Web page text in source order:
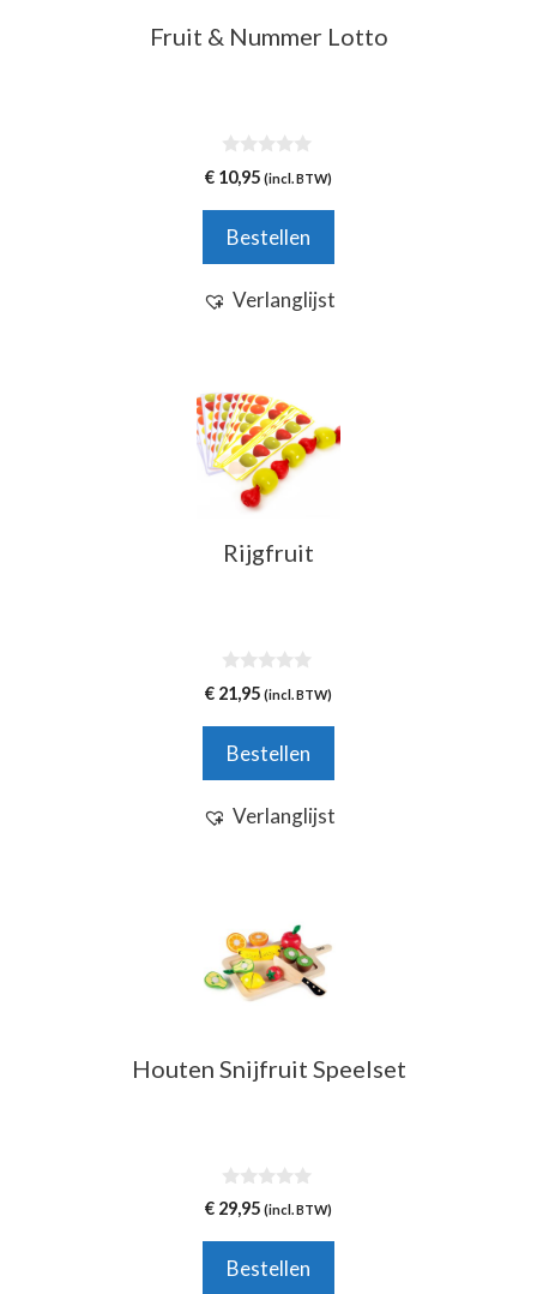
Fruit & Nummer Lotto
0
v
5
€ 10,95 (incl. BTW)
Bestellen
Verlanglijst
Rijgfruit
0
v
5
€ 21,95 (incl. BTW)
Bestellen
Verlanglijst
Houten Snijfruit Speelset
0
v
5
€ 29,95 (incl. BTW)
Bestellen